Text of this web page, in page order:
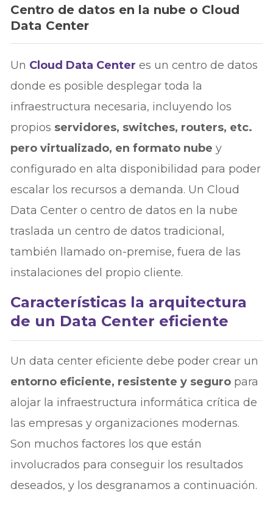
Centro de datos en la nube o Cloud
Data Center
Un Cloud Data Center es un centro de datos
donde es posible desplegar toda la
infraestructura necesaria, incluyendo los
propios servidores, switches, routers, etc.
pero virtualizado, en formato nube y
configurado en alta disponibilidad para poder
escalar los recursos a demanda. Un Cloud
Data Center o centro de datos en la nube
traslada un centro de datos tradicional,
también llamado on-premise, fuera de las
instalaciones del propio cliente.
Características la arquitectura
de un Data Center eficiente
Un data center eficiente debe poder crear un
entorno eficiente, resistente y seguro para
alojar la infraestructura informática crítica de
las empresas y organizaciones modernas.
Son muchos factores los que están
involucrados para conseguir los resultados
deseados, y los desgranamos a continuación.